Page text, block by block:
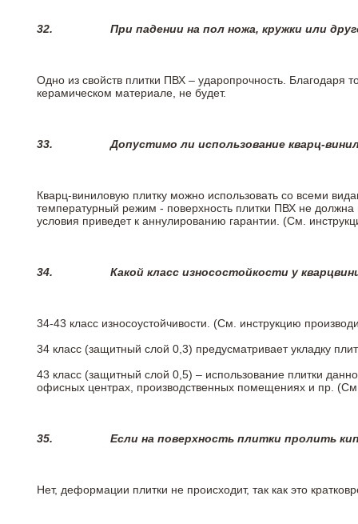
32. При падении на пол ножа, кружки или
Одно из свойств плитки ПВХ – ударопрочность. Благодаря
керамическом материале, не будет.
33.Допустимо ли использование кварц-
Кварц-виниловую плитку можно использовать со всеми
температурный режим - поверхность плитки ПВХ не
условия приведет к аннулированию гарантии. (См.
34. Какой класс износостойкости у
34-43 класс износоустойчивости. (См. инструкцию
34 класс (защитный слой 0,3) предусматривает укладку
43 класс (защитный слой 0,5) – использование плитки
офисных центрах, производственных помещениях и пр.
35. Если на поверхность плитки пролить
Нет, деформации плитки не происходит, так как это